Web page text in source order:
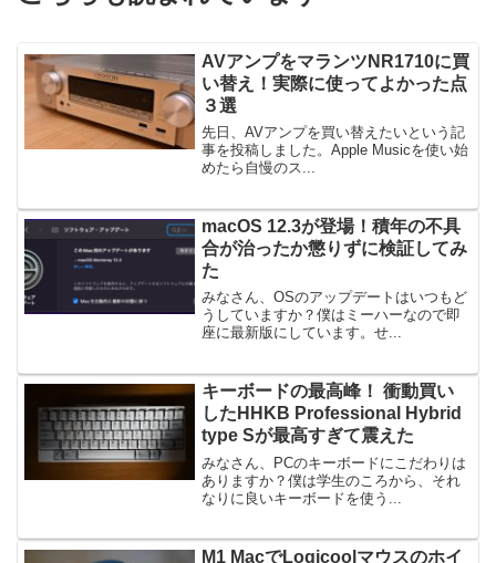
AVアンプをマランツNR1710に買
い替え！実際に使ってよかった点
３選
先日、AVアンプを買い替えたいという記
事を投稿しました。Apple Musicを使い始
めたら自慢のス...
macOS 12.3が登場！積年の不具
合が治ったか懲りずに検証してみ
た
みなさん、OSのアップデートはいつもど
うしていますか？僕はミーハーなので即
座に最新版にしています。せ...
キーボードの最高峰！ 衝動買い
したHHKB Professional Hybrid
type Sが最高すぎて震えた
みなさん、PCのキーボードにこだわりは
ありますか？僕は学生のころから、それ
なりに良いキーボードを使う...
M1 MacでLogicoolマウスのホイ